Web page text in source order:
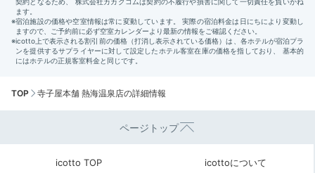
TOP 寺子屋本舗 熱海温泉店の詳細情報
ページトップ
icotto TOP icottoについて